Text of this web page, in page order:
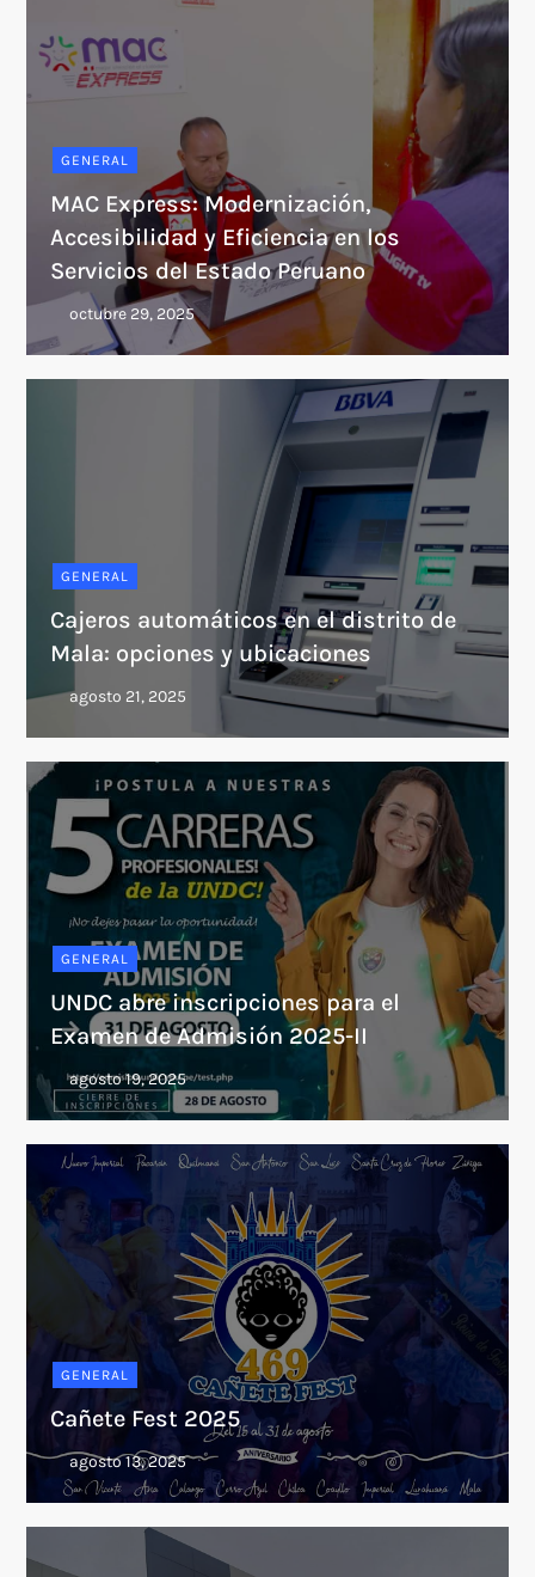
GENERAL
MAC Express: Modernización,
Accesibilidad y Eficiencia en los
Servicios del Estado Peruano
GENERAL
Cajeros automáticos en el distrito de
Mala: opciones y ubicaciones
GENERAL
UNDC abre inscripciones para el
Examen de Admisión 2025-II
GENERAL
Cañete Fest 2025